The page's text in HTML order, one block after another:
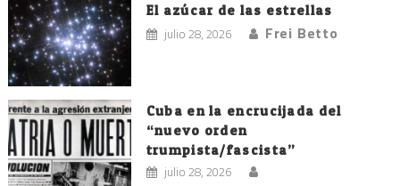
El azúcar de las estrellas
julio 28, 2026 Frei Betto
Cuba en la encrucijada del
“nuevo orden
trumpista/fascista”
julio 28, 2026